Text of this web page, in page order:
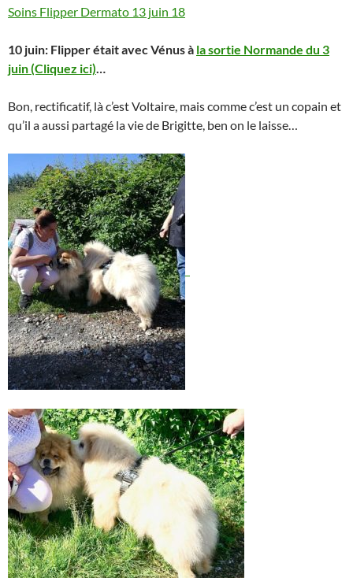
Soins Flipper Dermato 13 juin 18
10 juin: Flipper était avec Vénus à la sortie Normande du 3
juin (Cliquez ici)…
Bon, rectificatif, là c’est Voltaire, mais comme c’est un copain et
qu’il a aussi partagé la vie de Brigitte, ben on le laisse…